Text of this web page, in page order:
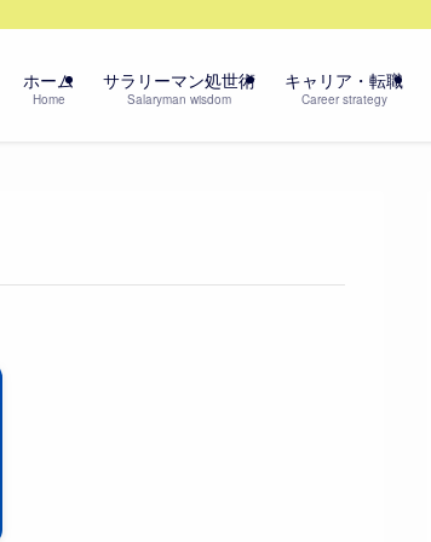
ホーム
Home
サラリーマン処世術
Salaryman wisdom
キャリア・転職
Career strategy